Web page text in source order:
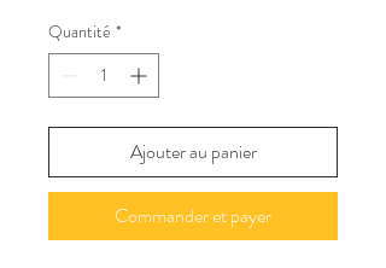
Quantité *
Ajouter au panier
Commander et payer